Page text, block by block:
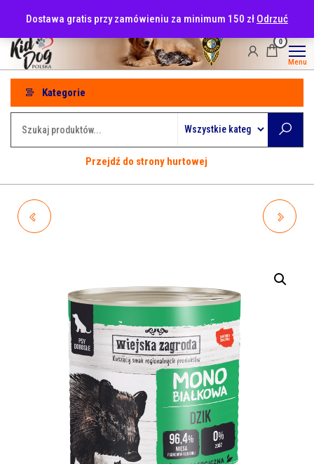
treści
Dostawa gratis przy zamówieniu za minimum 150 zł Odrzuć
0
Menu
Kategorie
Przejdź do strony hurtowej
400G (SZCZENIAK) INDYK 400G